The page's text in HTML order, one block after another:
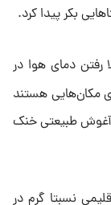
بکر پیدا کرد.
رفتن دمای هوا در
مکان‌هایی هستند
آغوش طبیعتی خنک
نسبتا گرم در